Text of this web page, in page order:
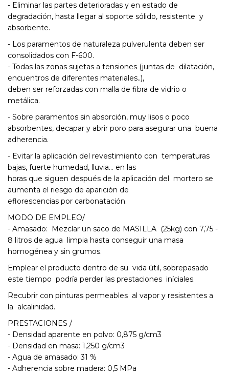
- Eliminar las partes deterioradas y en estado de
degradación, hasta llegar al soporte sólido, resistente y
absorbente.
- Los paramentos de naturaleza pulverulenta deben ser
consolidados con F-600.
- Todas las zonas sujetas a tensiones (juntas de dilatación,
encuentros de diferentes materiales..),
deben ser reforzadas con malla de fibra de vidrio o
metálica.
- Sobre paramentos sin absorción, muy lisos o poco
absorbentes, decapar y abrir poro para asegurar una buena
adherencia.
- Evitar la aplicación del revestimiento con temperaturas
bajas, fuerte humedad, lluvia… en las
horas que siguen después de la aplicación del mortero se
aumenta el riesgo de aparición de
eflorescencias por carbonatación.
MODO DE EMPLEO/
- Amasado: Mezclar un saco de MASILLA (25kg) con 7,75 -
8 litros de agua limpia hasta conseguir una masa
homogénea y sin grumos.
Emplear el producto dentro de su vida útil, sobrepasado
este tiempo podría perder las prestaciones iníciales.
Recubrir con pinturas permeables al vapor y resistentes a
la alcalinidad.
PRESTACIONES /
- Densidad aparente en polvo: 0,875 g/cm3
- Densidad en masa: 1,250 g/cm3
- Agua de amasado: 31 %
- Adherencia sobre madera: 0,5 MPa